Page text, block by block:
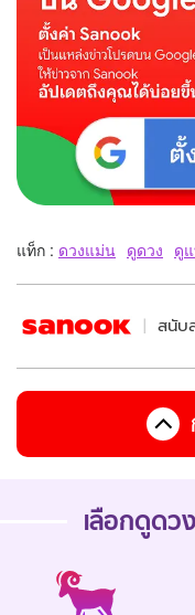
แท็ก : ดวงแม่น ดูดวง ดู
สนับ
เลือกดูดว